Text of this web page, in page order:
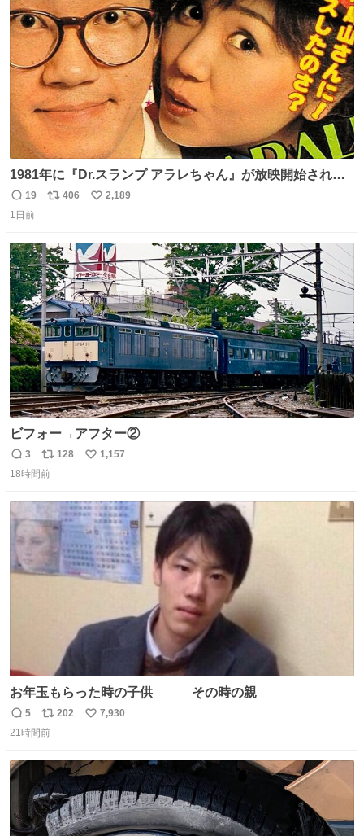
数
1981年に『Dr.スランプ アラレちゃん』が放映開始された
直後の鳥山明さんと、小山茉美さんです。
返
信
19
リ
ト
数
406
い
数
2,189
1日前
ビフォー→アフター②
返
信
3
リ
ポ
数
128
い
数
1,157
18時間前
お年玉もらった時の子供 その時の親
返
信
5
リ
ポ
ト
数
202
い
数
7,930
21時間前